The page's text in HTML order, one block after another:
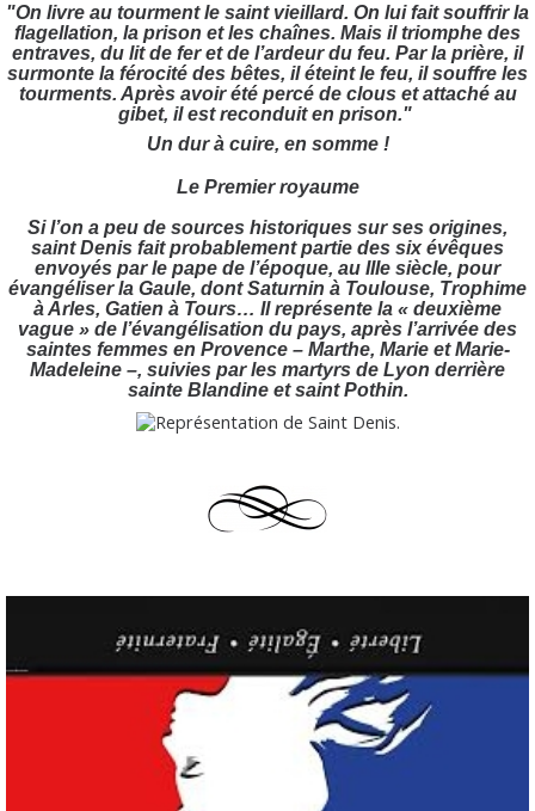
"On livre au tourment le saint vieillard. On lui fait souffrir la
flagellation, la prison et les chaînes. Mais il triomphe des
entraves, du lit de fer et de l’ardeur du feu. Par la prière, il
surmonte la férocité des bêtes, il éteint le feu, il souffre les
tourments. Après avoir été percé de clous et attaché au
gibet, il est reconduit en prison."
Un dur à cuire, en somme !
Le Premier royaume
Si l’on a peu de sources historiques sur ses origines,
saint Denis fait probablement partie des six évêques
envoyés par le pape de l’époque, au IIIe siècle, pour
évangéliser la Gaule, dont Saturnin à Toulouse, Trophime
à Arles, Gatien à Tours… Il représente la « deuxième
vague » de l’évangélisation du pays, après l’arrivée des
saintes femmes en Provence – Marthe, Marie et Marie-
Madeleine –, suivies par les martyrs de Lyon derrière
sainte Blandine et saint Pothin.